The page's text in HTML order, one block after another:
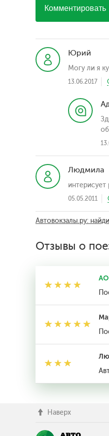
Комментировать
Юрий
Могу ли я
13.06.2017
Людмила
05.05.2011
Автовокзалы.ру:
Отзывы о
АО
Наверх